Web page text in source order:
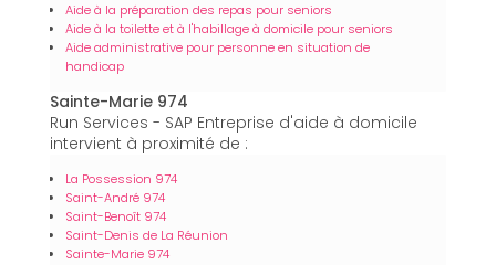
Aide à la préparation des repas pour seniors
Aide à la toilette et à l'habillage à domicile pour seniors
Aide administrative pour personne en situation de
handicap
Sainte-Marie 974
Run Services - SAP Entreprise d'aide à domicile
intervient à proximité de :
La Possession 974
Saint-André 974
Saint-Benoît 974
Saint-Denis de La Réunion
Sainte-Marie 974